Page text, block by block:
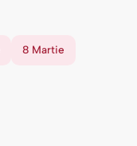
8 Martie